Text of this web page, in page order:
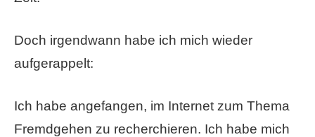
Doch irgendwann habe ich mich wieder
aufgerappelt:
Ich habe angefangen, im Internet zum Thema
Fremdgehen zu recherchieren. Ich habe mich